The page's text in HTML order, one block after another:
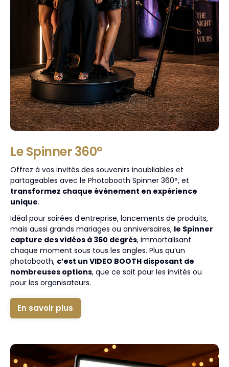
Le Spinner 360°
Offrez à vos invités des souvenirs inoubliables et
partageables avec le Photobooth Spinner 360°, et
transformez chaque événement en expérience
unique.
Idéal pour soirées d’entreprise, lancements de produits,
mais aussi grands mariages ou anniversaires, le Spinner
capture des vidéos à 360 degrés, immortalisant
chaque moment sous tous les angles. Plus qu’un
photobooth, c’est un VIDEO BOOTH disposant de
nombreuses options, que ce soit pour les invités ou
pour les organisateurs.
En savoir plus